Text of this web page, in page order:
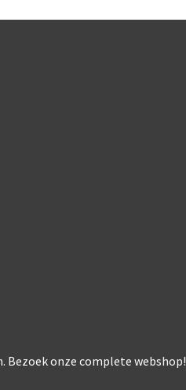
Bezoek onze complete webshop!